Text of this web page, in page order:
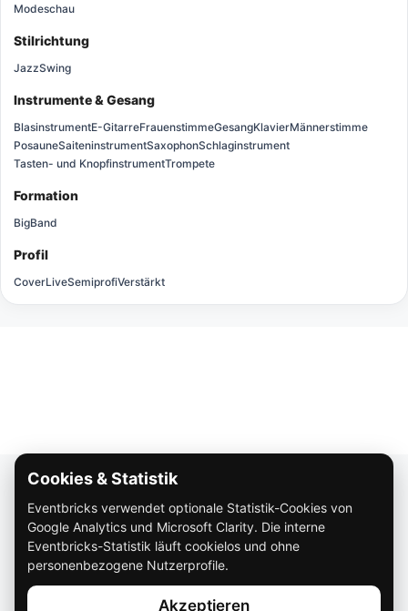
Modeschau
Stilrichtung
JazzSwing
Instrumente & Gesang
BlasinstrumentE-GitarreFrauenstimmeGesangKlavierMännerstimme
PosauneSaiteninstrumentSaxophonSchlaginstrument
Tasten- und KnopfinstrumentTrompete
Formation
BigBand
Profil
CoverLiveSemiprofiVerstärkt
Über Eventbricks
So funktioniert Eventbricks
Impressum
Datenschutz
Cookies & Statistik
Eventbricks verwendet optionale Statistik-Cookies von
Google Analytics und Microsoft Clarity. Die interne
Eventbricks-Statistik läuft cookielos und ohne
personenbezogene Nutzerprofile.
Akzeptieren